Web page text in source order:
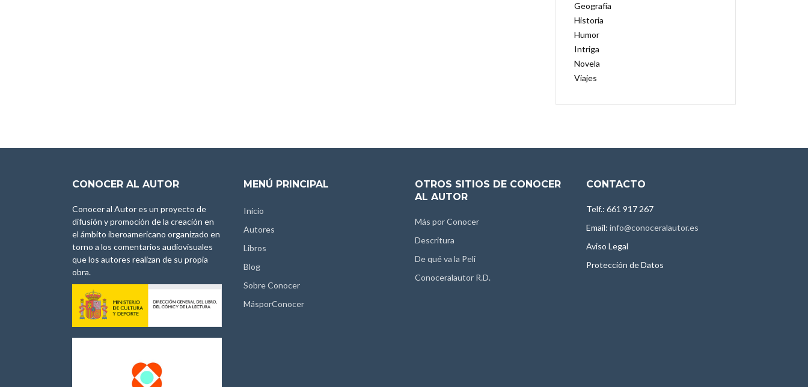
Geografía
Historia
Humor
Intriga
Novela
Viajes
CONOCER AL AUTOR
Conocer al Autor es un proyecto de
difusión y promoción de la creación en
el ámbito iberoamericano organizado en
torno a los comentarios audiovisuales
que los autores realizan de su propia
obra.
MENÚ PRINCIPAL
Inicio
Autores
Libros
Blog
Sobre Conocer
MásporConocer
OTROS SITIOS DE CONOCER
AL AUTOR
Más por Conocer
Descritura
De qué va la Peli
Conoceralautor R.D.
CONTACTO
Telf.: 661 917 267
Email: info@conoceralautor.es
Aviso Legal
Protección de Datos